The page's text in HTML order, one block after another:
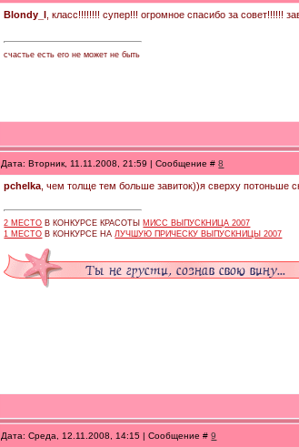
Blondy_l , класс!!!!!!!! супер!!! огромное спасибо за совет!!!!!!
счастье есть его не может не быть
Дата: Вторник, 11.11.2008, 21:59 | Сообщение #8
pchelka, чем толще тем больше завиток))я сверху потоньше
2 МЕСТО В КОНКУРСЕ КРАСОТЫ МИСС ВЫПУСКНИЦА 2007
1 МЕСТО В КОНКУРСЕ НА ЛУЧШУЮ ПРИЧЕСКУ ВЫПУСКНИЦЫ 2007
Дата: Среда, 12.11.2008, 14:15 | Сообщение #9